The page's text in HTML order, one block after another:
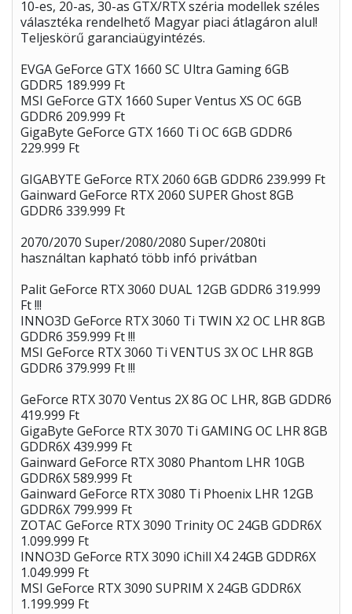
10-es, 20-as, 30-as GTX/RTX széria modellek széles
választéka rendelhető Magyar piaci átlagáron alul!
Teljeskörű garanciaügyintézés.
EVGA GeForce GTX 1660 SC Ultra Gaming 6GB
GDDR5 189.999 Ft
MSI GeForce GTX 1660 Super Ventus XS OC 6GB
GDDR6 209.999 Ft
GigaByte GeForce GTX 1660 Ti OC 6GB GDDR6
229.999 Ft
GIGABYTE GeForce RTX 2060 6GB GDDR6 239.999 Ft
Gainward GeForce RTX 2060 SUPER Ghost 8GB
GDDR6 339.999 Ft
2070/2070 Super/2080/2080 Super/2080ti
használtan kapható több infó privátban
Palit GeForce RTX 3060 DUAL 12GB GDDR6 319.999
Ft !!!
INNO3D GeForce RTX 3060 Ti TWIN X2 OC LHR 8GB
GDDR6 359.999 Ft !!!
MSI GeForce RTX 3060 Ti VENTUS 3X OC LHR 8GB
GDDR6 379.999 Ft !!!
GeForce RTX 3070 Ventus 2X 8G OC LHR, 8GB GDDR6
419.999 Ft
GigaByte GeForce RTX 3070 Ti GAMING OC LHR 8GB
GDDR6X 439.999 Ft
Gainward GeForce RTX 3080 Phantom LHR 10GB
GDDR6X 589.999 Ft
Gainward GeForce RTX 3080 Ti Phoenix LHR 12GB
GDDR6X 799.999 Ft
ZOTAC GeForce RTX 3090 Trinity OC 24GB GDDR6X
1.099.999 Ft
INNO3D GeForce RTX 3090 iChill X4 24GB GDDR6X
1.049.999 Ft
MSI GeForce RTX 3090 SUPRIM X 24GB GDDR6X
1.199.999 Ft